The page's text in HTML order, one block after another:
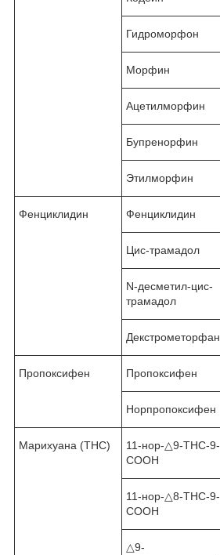
Гидроморфон
Морфин
Ацетилморфин
Бупренорфин
Этилморфин
Фенциклидин Фенциклидин
Цис-трамадол
N-десметил-цис-
трамадол
Декстрометорфан
Пропоксифен Пропоксифен
Норпропоксифен
Марихуана (ТНС) 11-нор-△9-ТНС-9-
СООН
11-нор-△8-ТНС-9-
СООН
△9-